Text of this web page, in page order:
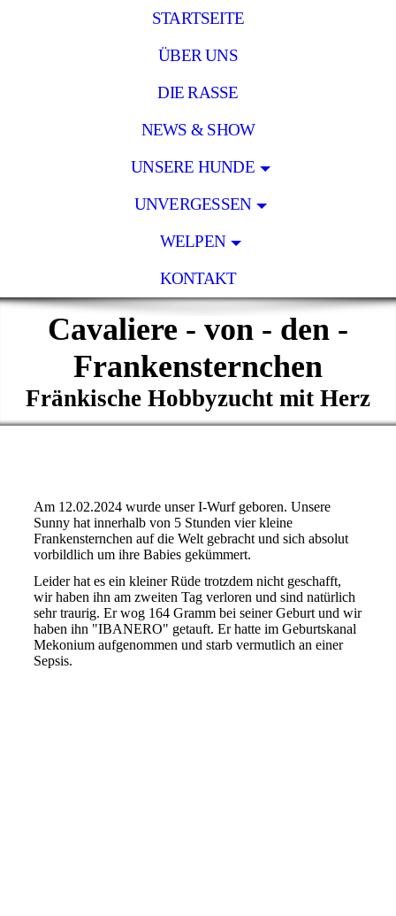
STARTSEITE
ÜBER UNS
DIE RASSE
NEWS & SHOW
UNSERE HUNDE
UNVERGESSEN
WELPEN
KONTAKT
Cavaliere - von - den -
Frankensternchen
Fränkische Hobbyzucht mit Herz
Am 12.02.2024 wurde unser I-Wurf geboren. Unsere
Sunny hat innerhalb von 5 Stunden vier kleine
Frankensternchen auf die Welt gebracht und sich absolut
vorbildlich um ihre Babies gekümmert.
Leider hat es ein kleiner Rüde trotzdem nicht geschafft,
wir haben ihn am zweiten Tag verloren und sind natürlich
sehr traurig. Er wog 164 Gramm bei seiner Geburt und wir
haben ihn "IBANERO" getauft. Er hatte im Geburtskanal
Mekonium aufgenommen und starb vermutlich an einer
Sepsis.